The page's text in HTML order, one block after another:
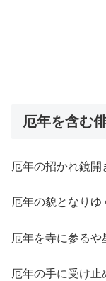
厄年を含む
厄年の招かれ鏡
厄年の貌となりゆ
厄年を寺に参る
厄年の手に受け止